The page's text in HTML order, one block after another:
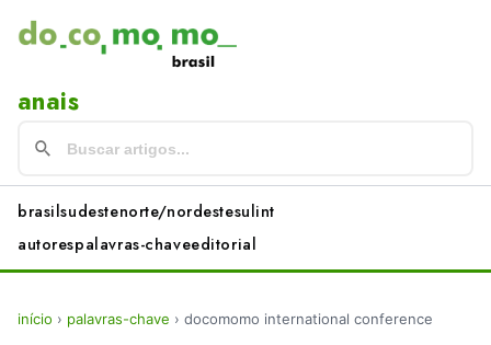
anais
brasilsudestenorte/nordestesulint
autorespalavras-chaveeditorial
início › palavras-chave › docomomo international conference